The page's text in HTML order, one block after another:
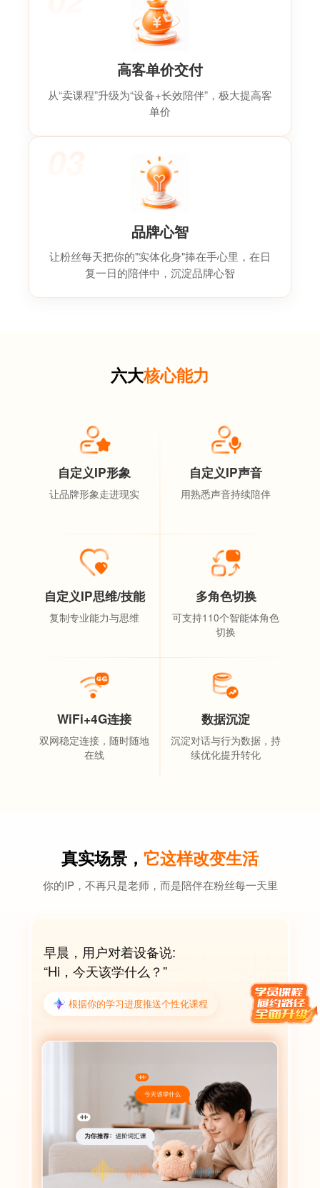
高客单价交付
从“卖课程”升级为“设备+长效陪伴”，极大提高客
单价
品牌心智
让粉丝每天把你的"实体化身"捧在手心里，在日
复一日的陪伴中，沉淀品牌心智
六大核心能力
自定义IP形象
让品牌形象走进现实
自定义IP声音
用熟悉声音持续陪伴
自定义IP思维/技能
复制专业能力与思维
多角色切换
可支持110个智能体角色
切换
WiFi+4G连接
双网稳定连接，随时随地
在线
数据沉淀
沉淀对话与行为数据，持
续优化提升转化
真实场景， 它这样改变生活
你的IP，不再只是老师，而是陪伴在粉丝每一天里
早晨，用户对着设备说:
“Hi，今天该学什么？”
根据你的学习进度推送个性化课程